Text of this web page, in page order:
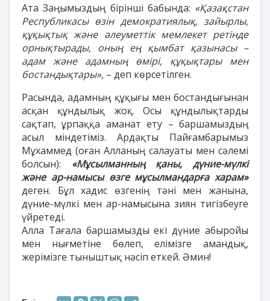
Ата Заңымыздың бірінші бабында: «Қазақстан
Республикасы өзiн демократиялық, зайырлы,
құқықтық және әлеуметтiк мемлекет ретiнде
орнықтырады, оның ең қымбат қазынасы –
адам және адамның өмiрi, құқықтары мен
бостандықтары», – деп көрсетілген.
Расында, адамның құқығы мен бостандығынан
асқан құндылық жоқ. Осы құндылықтарды
сақтап, ұрпаққа аманат ету – баршамыздың
асыл міндетіміз. Ардақты Пайғамбарымыз
Мұхаммед (оған Алланың салауаты мен сәлемі
болсын): «Мұсылманның қаны, дүние-мүлкі
және ар-намысы өзге мұсылмандарға харам»
деген. Бұл хадис өзгенің тәні мен жанына,
дүние-мүлкі мен ар-намысына зиян тигізбеуге
үйретеді.
Алла Тағала баршамызды екі дүние абыройы
мен нығметіне бөлеп, елімізге амандық,
жерімізге тыныштық нәсіп еткей. Әмин!